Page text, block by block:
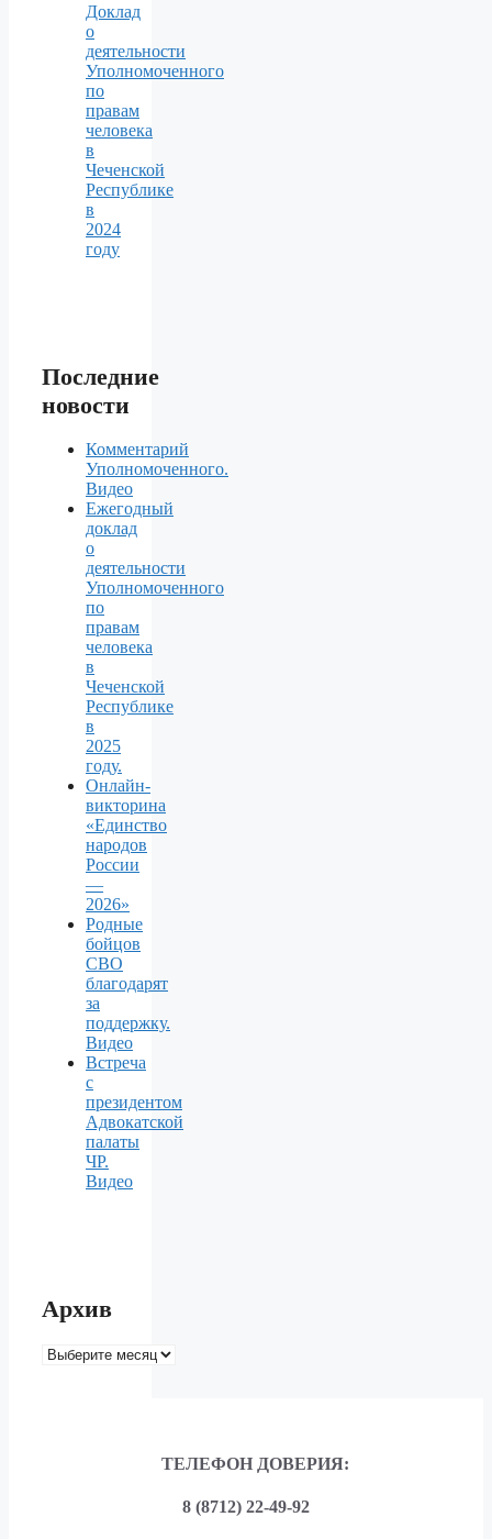
Доклад
о
деятельности
Уполномоченного
по
правам
человека
в
Чеченской
Республике
в
2024
году
Последние
новости
Комментарий
Уполномоченного.
Видео
Ежегодный
доклад
о
деятельности
Уполномоченного
по
правам
человека
в
Чеченской
Республике
в
2025
году.
Онлайн-
викторина
«Единство
народов
России
—
2026»
Родные
бойцов
СВО
благодарят
за
поддержку.
Видео
Встреча
с
президентом
Адвокатской
палаты
ЧР.
Видео
Архив
Архив
ТЕЛЕФОН ДОВЕРИЯ:
8 (8712) 22-49-92